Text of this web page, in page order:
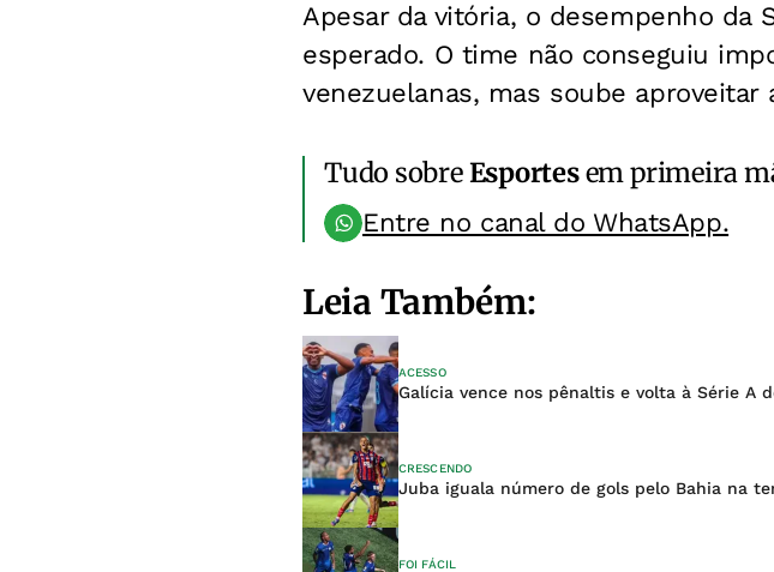
Apesar da vitória, o desempenho da
esperado. O time não conseguiu
venezuelanas, mas soube
Tudo sobreEsportesem primeira
Entre no canal do WhatsApp.
Leia Também:
ACESSO
Galícia vence nos pênaltis e volta à Série A
CRESCENDO
Juba iguala número de gols pelo Bahia na
FOI FÁCIL